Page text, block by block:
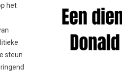
het
steun